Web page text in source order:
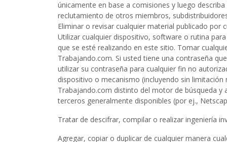
únicamente en base a comisiones y luego
reclutamiento de otros miembros,
Eliminar o revisar cualquier material publicado por
Utilizar cualquier dispositivo, software o rutina
que se esté realizando en este sitio. Tomar
Trabajando.com. Si usted tiene una contraseña
utilizar su contraseña para cualquier fin no
dispositivo o mecanismo (incluyendo sin
Trabajando.com distinto del motor de búsqueda y
terceros generalmente disponibles (por ej.,
Tratar de descifrar, compilar o realizar ingeniería
Agregar, copiar o duplicar de cualquier manera